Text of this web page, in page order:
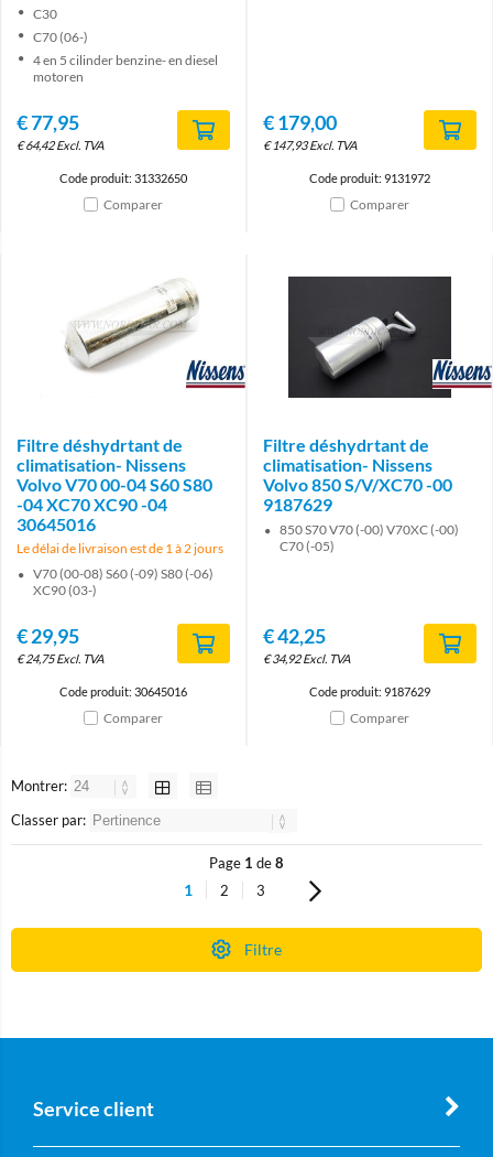
C30
C70 (06-)
4 en 5 cilinder benzine- en diesel
motoren
€77,95
€64,42 Excl. TVA
Code produit: 31332650
Comparer
€179,00
€147,93 Excl. TVA
Code produit: 9131972
Comparer
Brand
Filtre déshydrtant de
climatisation- Nissens
Volvo V70 00-04 S60 S80
-04 XC70 XC90 -04
30645016
Le délai de livraison est de 1 à 2 jours
V70 (00-08) S60 (-09) S80 (-06)
XC90 (03-)
€29,95
€24,75 Excl. TVA
Code produit: 30645016
Comparer
Brand
Filtre déshydrtant de
climatisation- Nissens
Volvo 850 S/V/XC70 -00
9187629
850 S70 V70 (-00) V70XC (-00)
C70 (-05)
€42,25
€34,92 Excl. TVA
Code produit: 9187629
Comparer
Montrer:
Classer par:
Page 1 de8
1 2 3
Filtre
Service client